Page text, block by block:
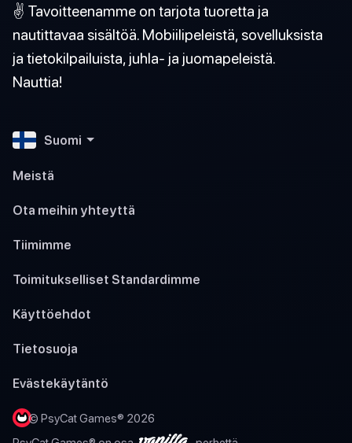
✌️ Tavoitteenamme on tarjota tuoretta ja
nautittavaa sisältöä. Mobiilipeleistä, sovelluksista
ja tietokilpailuista, juhla- ja juomapeleistä.
Nauttia!
Suomi
Meistä
Ota meihin yhteyttä
Tiimimme
Toimitukselliset Standardimme
Käyttöehdot
Tietosuoja
Evästekäytäntö
© PsyCat Games® 2026